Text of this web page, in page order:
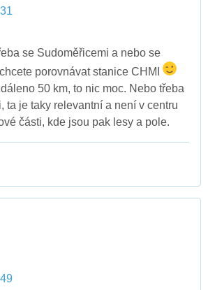
se Sudoměřicemi a nebo se
porovnávat stanice CHMI
50 km, to nic moc. Nebo třeba
ta je taky relevantní a není v centru
části, kde jsou pak lesy a pole.